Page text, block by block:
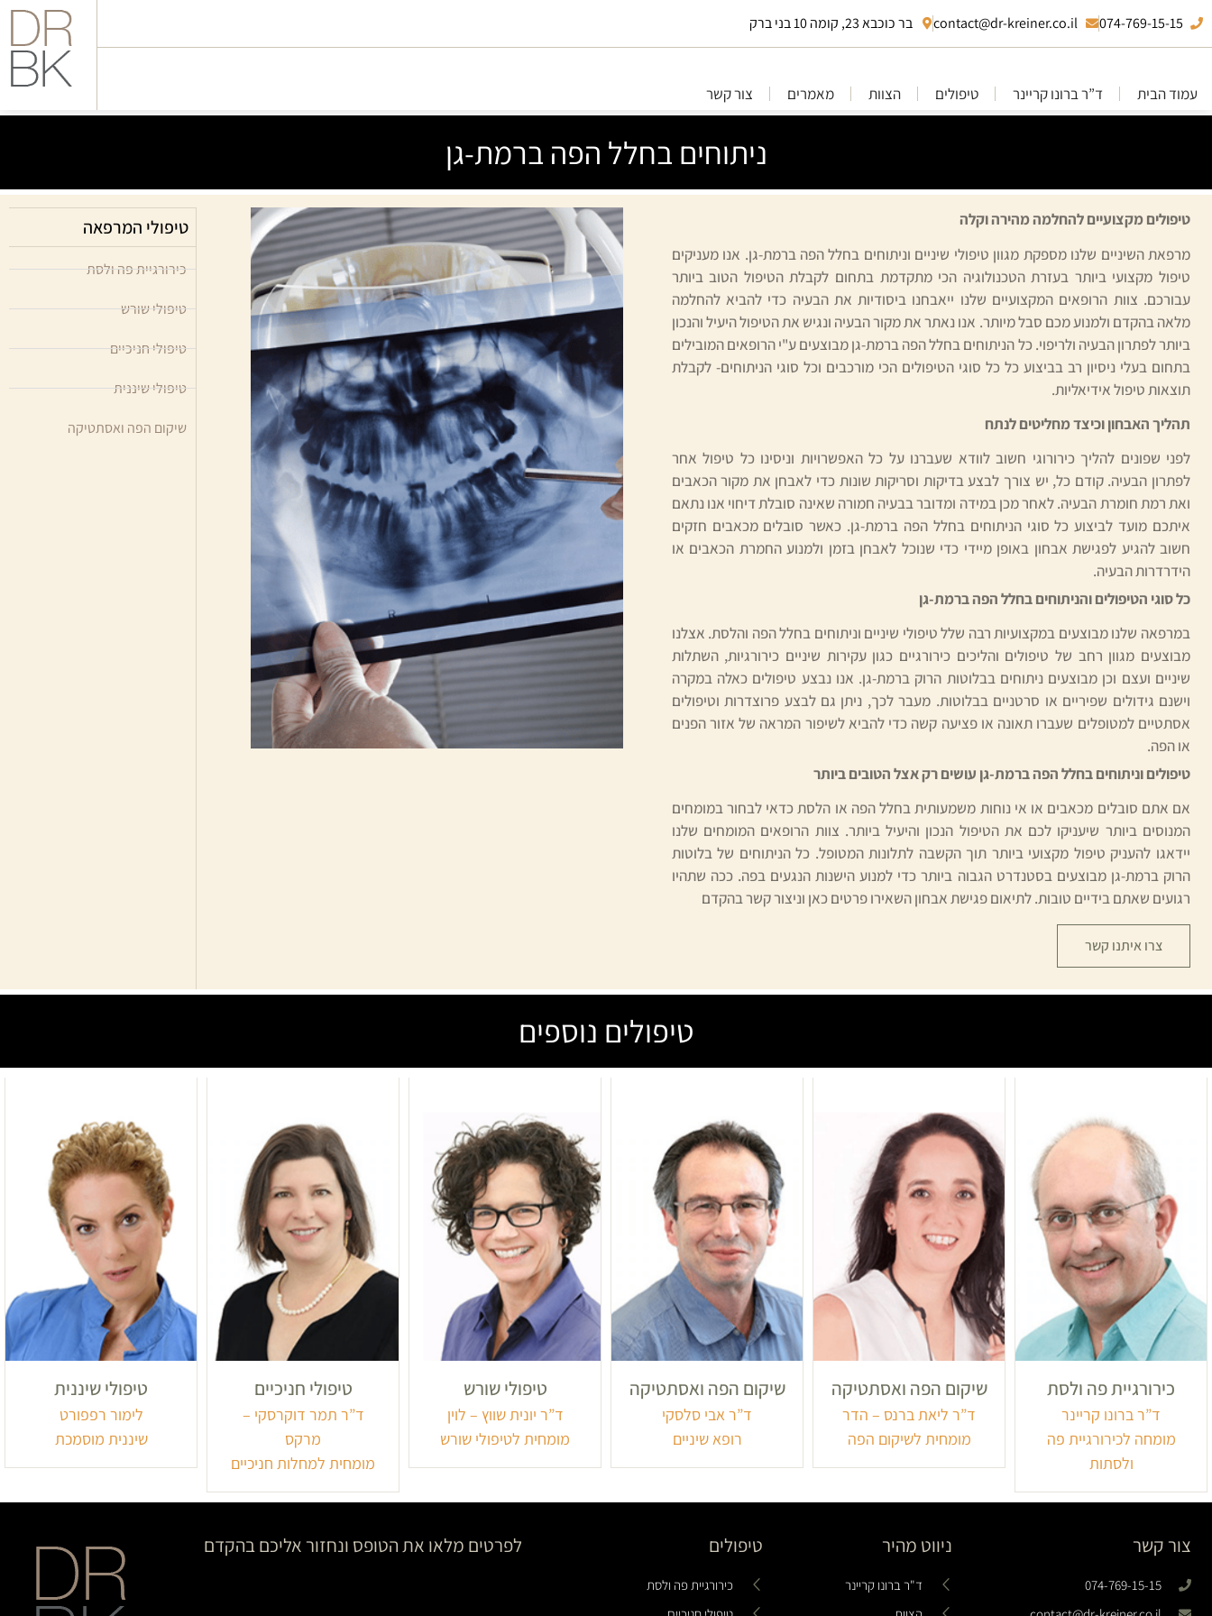
074-769-15-15
contact@dr-kreiner.co.il בר כוכבא 23, קומה 10 בני ברק
עמוד הבית ד”ר ברונו קריינר טיפולים הצוות מאמרים צור קשר
ניתוחים בחלל הפה ברמת-גן
טיפולים מקצועיים להחלמה מהירה וקלה
מרפאת השיניים שלנו מספקת מגוון טיפולי שיניים וניתוחים בחלל הפה ברמת-גן. אנו מעניקים
טיפול מקצועי ביותר בעזרת הטכנולוגיה הכי מתקדמת בתחום לקבלת הטיפול הטוב ביותר
עבורכם. צוות הרופאים המקצועיים שלנו ייאבחנו ביסודיות את הבעיה כדי להביא להחלמה
מלאה בהקדם ולמנוע מכם סבל מיותר. אנו נאתר את מקור הבעיה ונגיש את הטיפול היעיל והנכון
ביותר לפתרון הבעיה ולריפוי. כל הניתוחים בחלל הפה ברמת-גן מבוצעים ע"י הרופאים המובילים
בתחום בעלי ניסיון רב בביצוע כל כל סוגי הטיפולים הכי מורכבים וכל סוגי הניתוחים- לקבלת
תוצאות טיפול אידיאליות.
תהליך האבחון וכיצד מחליטים לנתח
לפני שפונים להליך כירורוגי חשוב לוודא שעברנו על כל האפשרויות וניסינו כל טיפול אחר
לפתרון הבעיה. קודם כל, יש צורך לבצע בדיקות וסריקות שונות כדי לאבחן את מקור הכאבים
ואת רמת חומרת הבעיה. לאחר מכן במידה ומדובר בבעיה חמורה שאינה סובלת דיחוי אנו נתאם
איתכם מועד לביצוע כל סוגי הניתוחים בחלל הפה ברמת-גן. כאשר סובלים מכאבים חזקים
חשוב להגיע לפגישת אבחון באופן מיידי כדי שנוכל לאבחן בזמן ולמנוע החמרת הכאבים או
הידרדרות הבעיה.
כל סוגי הטיפולים והניתוחים בחלל הפה ברמת-גן
במרפאה שלנו מבוצעים במקצועיות רבה שלל טיפולי שיניים וניתוחים בחלל הפה והלסת. אצלנו
מבוצעים מגוון רחב של טיפולים והליכים כירורגיים כגון עקירות שיניים כירורגיות, השתלות
שיניים ועצם וכן מבוצעים ניתוחים בבלוטות הרוק ברמת-גן. אנו נבצע טיפולים כאלה במקרה
וישנם גידולים שפיריים או סרטניים בבלוטות. מעבר לכך, ניתן גם לבצע פרוצדרות וטיפולים
אסתטיים למטופלים שעברו תאונה או פציעה קשה כדי להביא לשיפור המראה של אזור הפנים
או הפה.
טיפולים וניתוחים בחלל הפה ברמת-גן עושים רק אצל הטובים ביותר
אם אתם סובלים מכאבים או אי נוחות משמעותית בחלל הפה או הלסת כדאי לבחור במומחים
המנוסים ביותר שיעניקו לכם את הטיפול הנכון והיעיל ביותר. צוות הרופאים המומחים שלנו
יידאגו להעניק טיפול מקצועי ביותר תוך הקשבה לתלונות המטופל. כל הניתוחים של בלוטות
הרוק ברמת-גן מבוצעים בסטנדרט הגבוה ביותר כדי למנוע הישנות הנגעים בפה. ככה שתהיו
רגועים שאתם בידיים טובות. לתיאום פגישת אבחון השאירו פרטים כאן וניצור קשר בהקדם
צרו איתנו קשר
טיפולי המרפאה
כירורגיית פה ולסת
טיפולי שורש
טיפולי חניכיים
טיפולי שיננית
שיקום הפה ואסתטיקה
טיפולים נוספים
כירורגיית פה ולסת
ד”ר ברונו קריינר
מומחה לכירורגיית פה
ולסתות
שיקום הפה ואסתטיקה
ד”ר ליאת ברנס – הדר
מומחית לשיקום הפה
שיקום הפה ואסתטיקה
ד”ר אבי סלסקי
רופא שיניים
טיפולי שורש
ד”ר יונית שווץ – לוין
מומחית לטיפולי שורש
טיפולי חניכיים
ד”ר תמר דוקרסקי –
מרקס
מומחית למחלות חניכיים
טיפולי שיננית
לימור רפפורט
שיננית מוסמכת
צור קשר
074-769-15-15
ניווט מהיר
ד"ר ברונו קריינר
טיפולים
כירורגיית פה ולסת
לפרטים מלאו את הטופס ונחזור אליכם בהקדם